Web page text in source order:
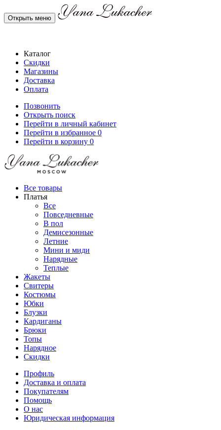
Открыть меню
Каталог
Скидки
Магазины
Доставка
Оплата
Позвонить
Открыть поиск
Перейти в личный кабинет
Перейти в избранное 0
Перейти в корзину 0
Все товары
Платья
Все
Повседневные
В пол
Демисезонные
Летние
Мини и миди
Нарядные
Теплые
Жакеты
Свитеры
Костюмы
Юбки
Блузки
Кардиганы
Брюки
Топы
Нарядное
Скидки
Профиль
Доставка и оплата
Покупателям
Помощь
О нас
Юридическая информация